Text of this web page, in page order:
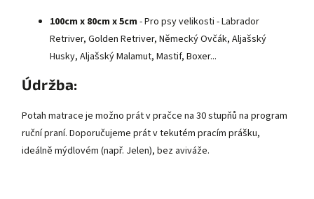
100cm x 80cm x 5cm - Pro psy velikosti - Labrador
Retriver, Golden Retriver, Německý Ovčák, Aljašský
Husky, Aljašský Malamut, Mastif, Boxer...
Údržba:
Potah matrace je možno prát v pračce na 30 stupňů na program
ruční praní. Doporučujeme prát v tekutém pracím prášku,
ideálně mýdlovém (např. Jelen), bez aviváže.